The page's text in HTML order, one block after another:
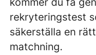
rekryteringstest
säkerställa en
matchning.